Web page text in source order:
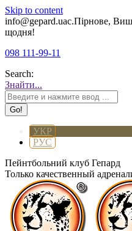
Skip to content
info@gepard.uaс.Пірнове,
щодня!
098 111-99-11
Search:
Знайти...
УКР
РУС
Пейнтбольний клуб Гепард
Только качественный